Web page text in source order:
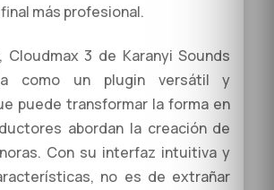
más profesional.
Cloudmax 3 de Karanyi Sounds
como un plugin versátil y
puede transformar la forma en
abordan la creación de
Con su interfaz intuitiva y
no es de extrañar